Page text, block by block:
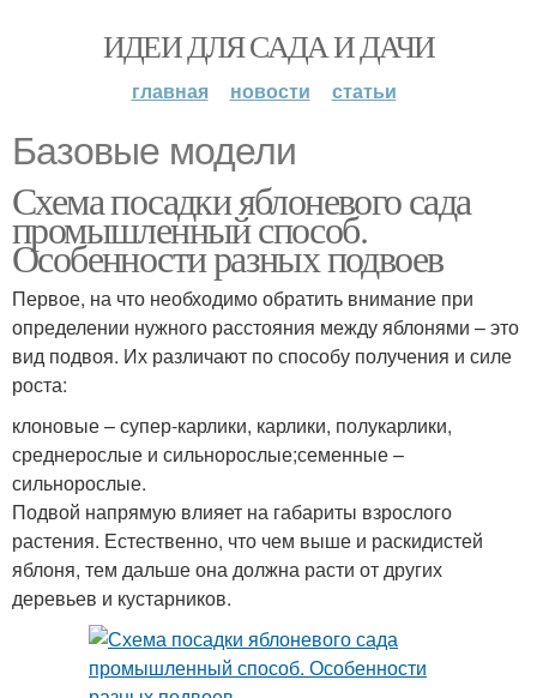
ИДЕИ ДЛЯ САДА И ДАЧИ
главная новости статьи
Базовые модели
Схема посадки яблоневого сада
промышленный способ.
Особенности разных подвоев
Первое, на что необходимо обратить внимание при
определении нужного расстояния между яблонями – это
вид подвоя. Их различают по способу получения и силе
роста:
клоновые – супер-карлики, карлики, полукарлики,
среднерослые и сильнорослые;семенные –
сильнорослые.
Подвой напрямую влияет на габариты взрослого
растения. Естественно, что чем выше и раскидистей
яблоня, тем дальше она должна расти от других
деревьев и кустарников.